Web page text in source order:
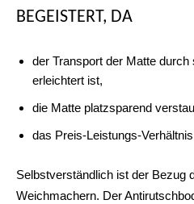
BEGEISTERT, DA
der Transport der Matte durch
erleichtert ist,
die Matte platzsparend
das Preis-Leistungs-
Selbstverständlich ist der Bezug
Weichmachern. Der